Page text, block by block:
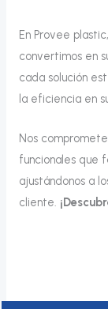
En Provee
convertimos en
cada solución
la eficiencia en
Nos
funcionales que
ajustándonos a
cliente.